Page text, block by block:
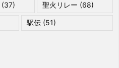
(37) 聖火リレー (68)
駅伝 (51)